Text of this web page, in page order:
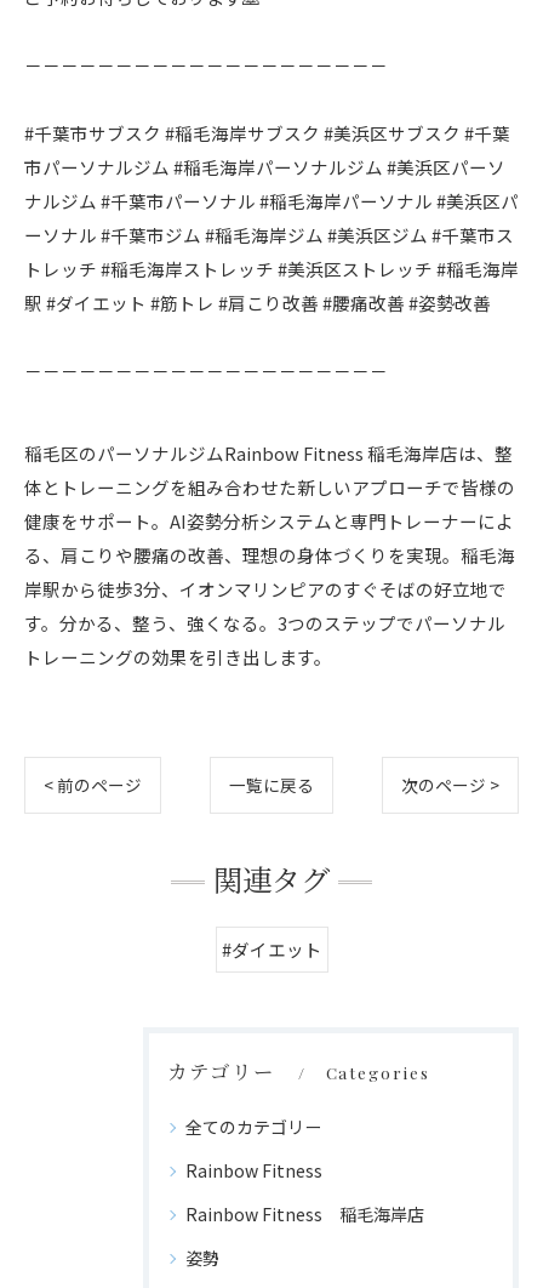
－－－－－－－－－－－－－－－－－－－－
#千葉市サブスク #稲毛海岸サブスク #美浜区サブスク #千葉
市パーソナルジム #稲毛海岸パーソナルジム #美浜区パーソ
ナルジム #千葉市パーソナル #稲毛海岸パーソナル #美浜区パ
ーソナル #千葉市ジム #稲毛海岸ジム #美浜区ジム #千葉市ス
トレッチ #稲毛海岸ストレッチ #美浜区ストレッチ #稲毛海岸
駅 #ダイエット #筋トレ #肩こり改善 #腰痛改善 #姿勢改善
－－－－－－－－－－－－－－－－－－－－
稲毛区のパーソナルジムRainbow Fitness 稲毛海岸店は、整
体とトレーニングを組み合わせた新しいアプローチで皆様の
健康をサポート。AI姿勢分析システムと専門トレーナーによ
る、肩こりや腰痛の改善、理想の身体づくりを実現。稲毛海
岸駅から徒歩3分、イオンマリンピアのすぐそばの好立地で
す。分かる、整う、強くなる。3つのステップでパーソナル
トレーニングの効果を引き出します。
< 前のページ 一覧に戻る 次のページ >
関連タグ
#ダイエット
カテゴリー Categories
全てのカテゴリー
Rainbow Fitness
Rainbow Fitness 稲毛海岸店
姿勢